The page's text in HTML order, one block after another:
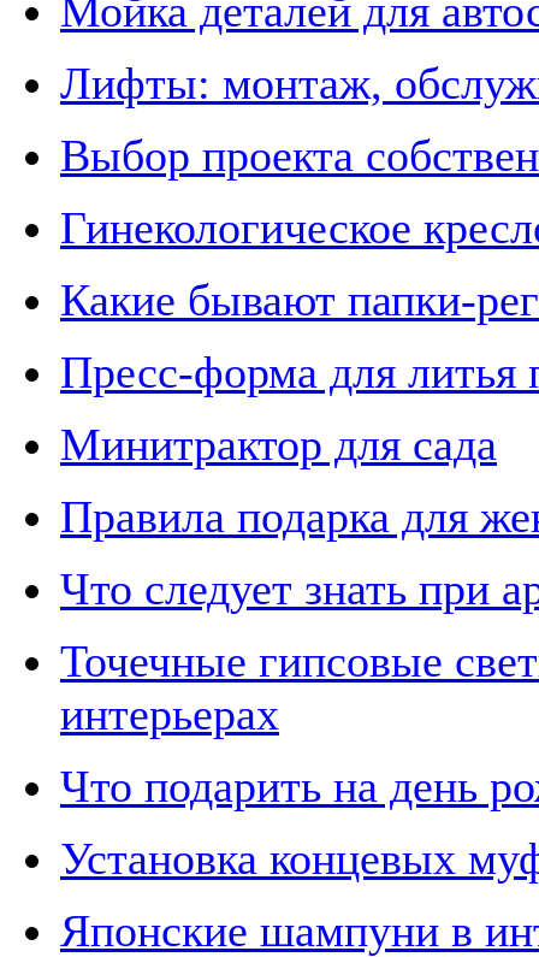
Мойка деталей для
Лифты: монтаж,
Выбор проекта
Гинекологическое
Какие бывают папки-
Пресс-форма для литья
Минитрактор для сада
Правила подарка для
Что следует знать при
Точечные гипсовые
интерьерах
Что подарить на день
Установка концевых
Японские шампуни в